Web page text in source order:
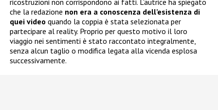
che la redazione non era a conoscenza dell’esistenza di
quei video quando la coppia è stata selezionata per
partecipare al reality. Proprio per questo motivo il loro
viaggio nei sentimenti è stato raccontato integralmente,
senza alcun taglio o modifica legata alla vicenda esplosa
successivamente.